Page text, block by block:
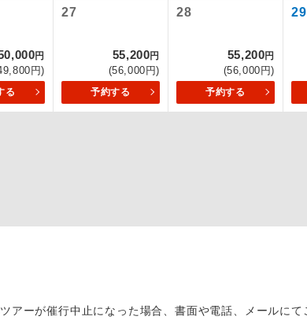
円
円)
る
27
55,200円
(56,000円)
予約する
28
55,200円
(56,000円)
予約する
29
ーが催行中止になった場合、書面や電話、メールにて
寄るコースです。
風呂が付いています。
、ガイドさんの説明をじっくり聞くこと